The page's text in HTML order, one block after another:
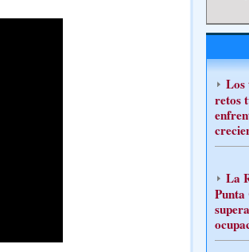
Los
retos
La
Punta